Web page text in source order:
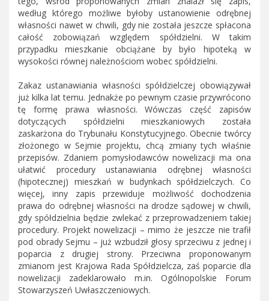
według którego możliwe byłoby ustanowienie odrębnej
własności nawet w chwili, gdy nie została jeszcze spłacona
całość zobowiązań względem spółdzielni. W takim
przypadku mieszkanie obciążane by było hipoteką w
wysokości równej należnościom wobec spółdzielni.
Zakaz ustanawiania własności spółdzielczej obowiązywał
już kilka lat temu. Jednakże po pewnym czasie przywrócono
tę formę prawa własności. Wówczas część zapisów
dotyczących spółdzielni mieszkaniowych została
zaskarżona do Trybunału Konstytucyjnego. Obecnie twórcy
złożonego w Sejmie projektu, chcą zmiany tych właśnie
przepisów. Zdaniem pomysłodawców nowelizacji ma ona
ułatwić procedury ustanawiania odrębnej własności
(hipotecznej) mieszkań w budynkach spółdzielczych. Co
więcej, inny zapis przewiduje możliwość dochodzenia
prawa do odrębnej własności na drodze sądowej w chwili,
gdy spółdzielnia będzie zwlekać z przeprowadzeniem takiej
procedury. Projekt nowelizacji – mimo że jeszcze nie trafił
pod obrady Sejmu – już wzbudził głosy sprzeciwu z jednej i
poparcia z drugiej strony. Przeciwna proponowanym
zmianom jest Krajowa Rada Spółdzielcza, zaś poparcie dla
nowelizacji zadeklarowało m.in. Ogólnopolskie Forum
Stowarzyszeń Uwłaszczeniowych.